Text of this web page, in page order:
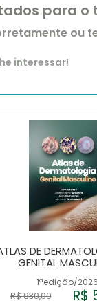
para
ou
interessar!
1ªedição/2026
DE
GENITAL
R$ 630,00 R$